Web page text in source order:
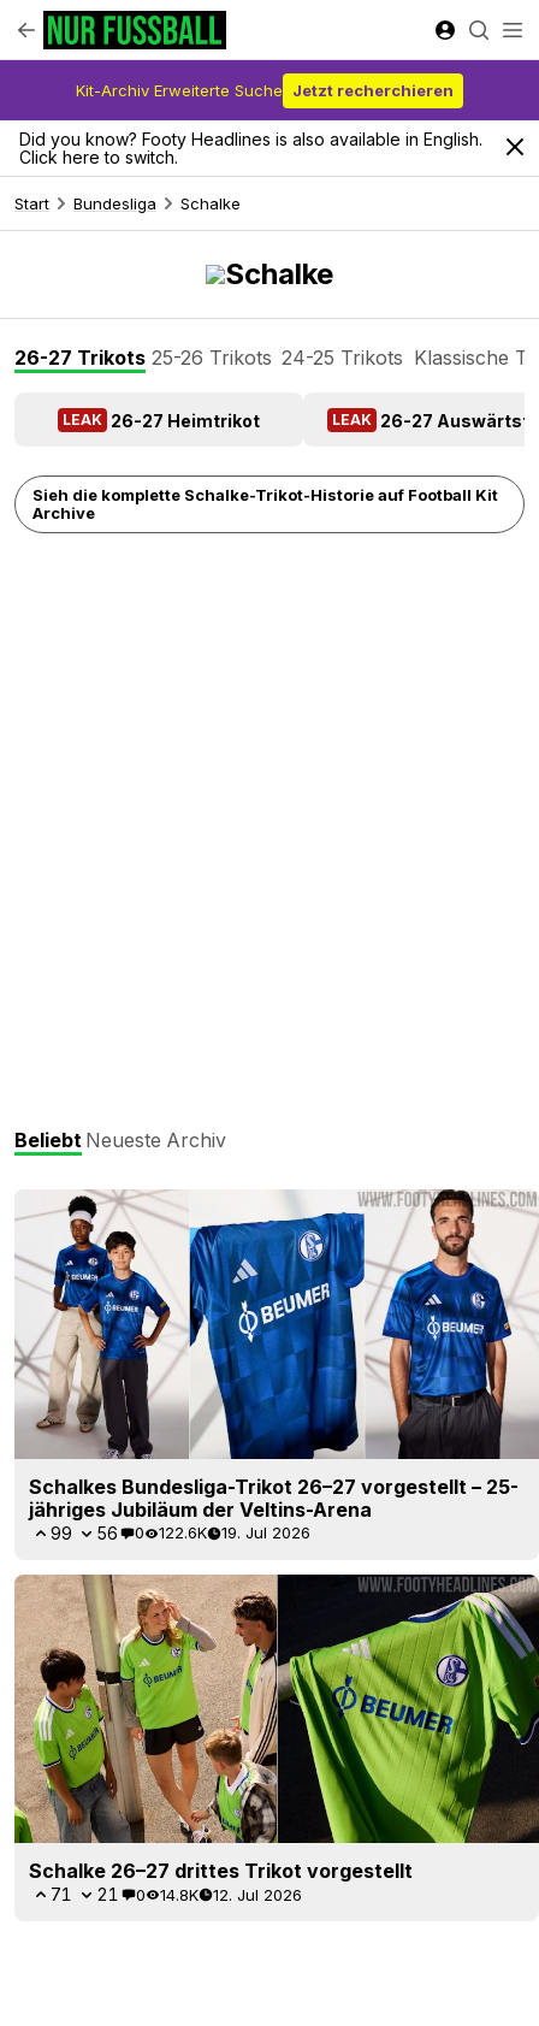
Kit-Archiv Erweiterte Suche Jetzt recherchieren
Did you know? Footy Headlines is also available in English.
Click here to switch.
Start Bundesliga Schalke
Schalke
26-27 Trikots 25-26 Trikots 24-25 Trikots Klassische
LEAK 26-27 Heimtrikot LEAK 26-27
Sieh die komplette Schalke-Trikot-Historie auf Football Kit
Archive
Beliebt Neueste Archiv
Schalkes Bundesliga-Trikot 26–27 vorgestellt – 25-
jähriges Jubiläum der Veltins-Arena
99 56 0 122.6K 19. Jul 2026
Schalke 26–27 drittes Trikot vorgestellt
71 21 0 14.8K 12. Jul 2026